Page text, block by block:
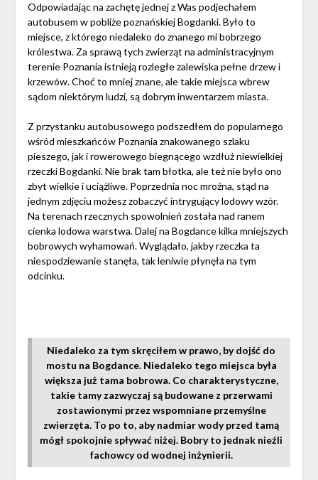
Odpowiadając na zachętę jednej z Was podjechałem
autobusem w pobliże poznańskiej Bogdanki. Było to
miejsce, z którego niedaleko do znanego mi bobrzego
królestwa. Za sprawą tych zwierząt na administracyjnym
terenie Poznania istnieją rozległe zalewiska pełne drzew i
krzewów. Choć to mniej znane, ale takie miejsca wbrew
sądom niektórym ludzi, są dobrym inwentarzem miasta.
Z przystanku autobusowego podszedłem do popularnego
wśród mieszkańców Poznania znakowanego szlaku
pieszego, jak i rowerowego biegnącego wzdłuż niewielkiej
rzeczki Bogdanki. Nie brak tam błotka, ale też nie było ono
zbyt wielkie i uciążliwe. Poprzednia noc mroźna, stąd na
jednym zdjęciu możesz zobaczyć intrygujący lodowy wzór.
Na terenach rzecznych spowolnień została nad ranem
cienka lodowa warstwa. Dalej na Bogdance kilka mniejszych
bobrowych wyhamowań. Wyglądało, jakby rzeczka ta
niespodziewanie stanęła, tak leniwie płynęła na tym
odcinku.
Niedaleko za tym skręciłem w prawo, by dojść do
mostu na Bogdance. Niedaleko tego miejsca była
większa już tama bobrowa. Co charakterystyczne,
takie tamy zazwyczaj są budowane z przerwami
zostawionymi przez wspomniane przemyślne
zwierzęta. To po to, aby nadmiar wody przed tamą
mógł spokojnie spływać niżej. Bobry to jednak nieźli
fachowcy od wodnej inżynierii.